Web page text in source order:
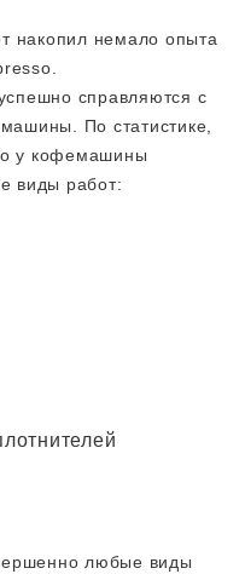
накопил немало опыта
справляются с
По статистике,
у кофемашины
виды работ:
любые виды